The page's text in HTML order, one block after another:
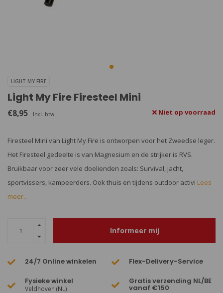
LIGHT MY FIRE
Light My Fire Firesteel Mini
€8,95 Incl. btw Niet op voorraad
Firesteel Mini van Light My Fire is ontworpen voor het Zweedse leger.
Het Firesteel gedeelte is van Magnesium en de strijker is RVS.
Bruikbaar voor zeer vele doelienden zoals: Survival, jacht,
sportvissers, kampeerders. Ook thuis en tijdens outdoor activi Lees
meer..
Informeer mij
24/7 Online winkelen Flex-Delivery-Service
Fysieke winkel
Veldhoven (NL)
Gratis verzending NL/BE
vanaf €150